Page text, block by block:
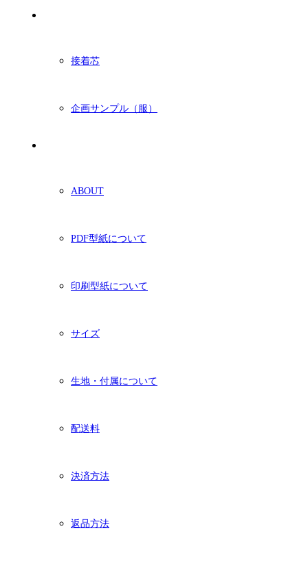
接着芯
企画サンプル（服）
ABOUT
PDF型紙について
印刷型紙について
サイズ
生地・付属について
配送料
決済方法
返品方法